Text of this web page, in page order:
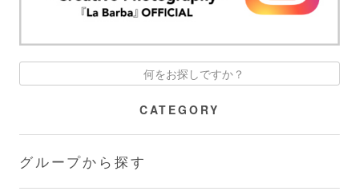
CATEGORY
グループから探す